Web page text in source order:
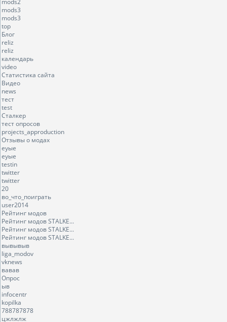
mods2
mods3
mods3
top
Блог
reliz
reliz
календарь
video
Статистика сайта
Видео
news
тест
test
Сталкер
тест опросов
projects_approduction
Отзывы о модах
еуые
еуые
testin
twitter
twitter
20
во_что_поиграть
user2014
Рейтинг модов
Рейтинг модов STALKE...
Рейтинг модов STALKE...
Рейтинг модов STALKE...
вывывыв
liga_modov
vknews
вавав
Опрос
ыв
infocentr
kopilka
788787878
цжлжлж